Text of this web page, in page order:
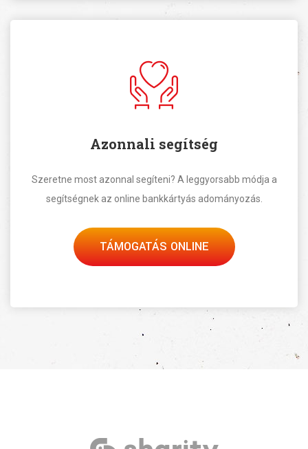
Azonnali segítség
Szeretne most azonnal segíteni? A leggyorsabb módja a
segítségnek az online bankkártyás adományozás.
TÁMOGATÁS ONLINE